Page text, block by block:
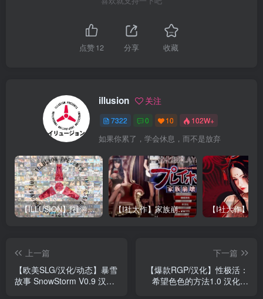
点赞12 分享 收藏
illusion 关注
7322 0 10 102W+
如果你累了，学会休息，而不是放弃
【ILLUSION】I社游戏合集截至2025 无修正汉化硬盘纯净版手慢无[微云/OD] 【I社大作】家族崩坏Playhome 终极12.0收藏版新整合【85G/补档福利】【年费会员专享，手慢无】
上一篇
【欧美SLG/汉化/动态】暴雪
故事 SnowStorm V0.9 汉化
下一篇
【爆款RGP/汉化】性极活：
希望色色的方法1.0 汉化版